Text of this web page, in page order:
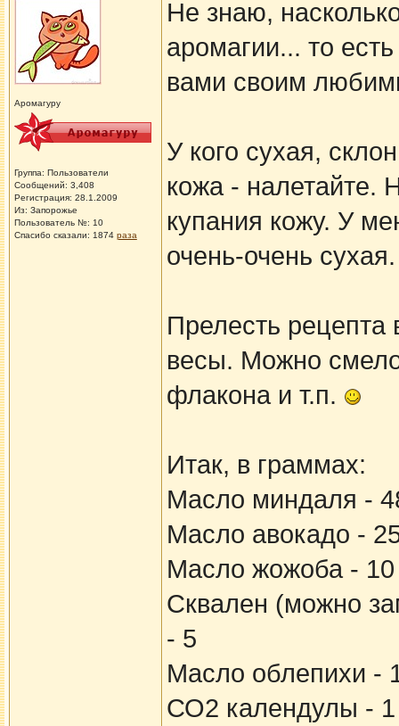
Аромагуру
Группа: Пользователи
Сообщений: 3,408
Регистрация: 28.1.2009
Из: Запорожье
Пользователь №: 10
Спасибо сказали: 1874 раза
Не знаю,
аромагии... то
вами своим
У кого сухая,
кожа - налетайте.
купания кожу. У
очень-очень сухая.
Прелесть
весы. Можно
флакона и т.п.
Итак, в граммах:
Масло миндаля -
Масло авокадо -
Масло жожоба - 10
Сквален (можно
- 5
Масло облепихи -
СО2 календулы - 1